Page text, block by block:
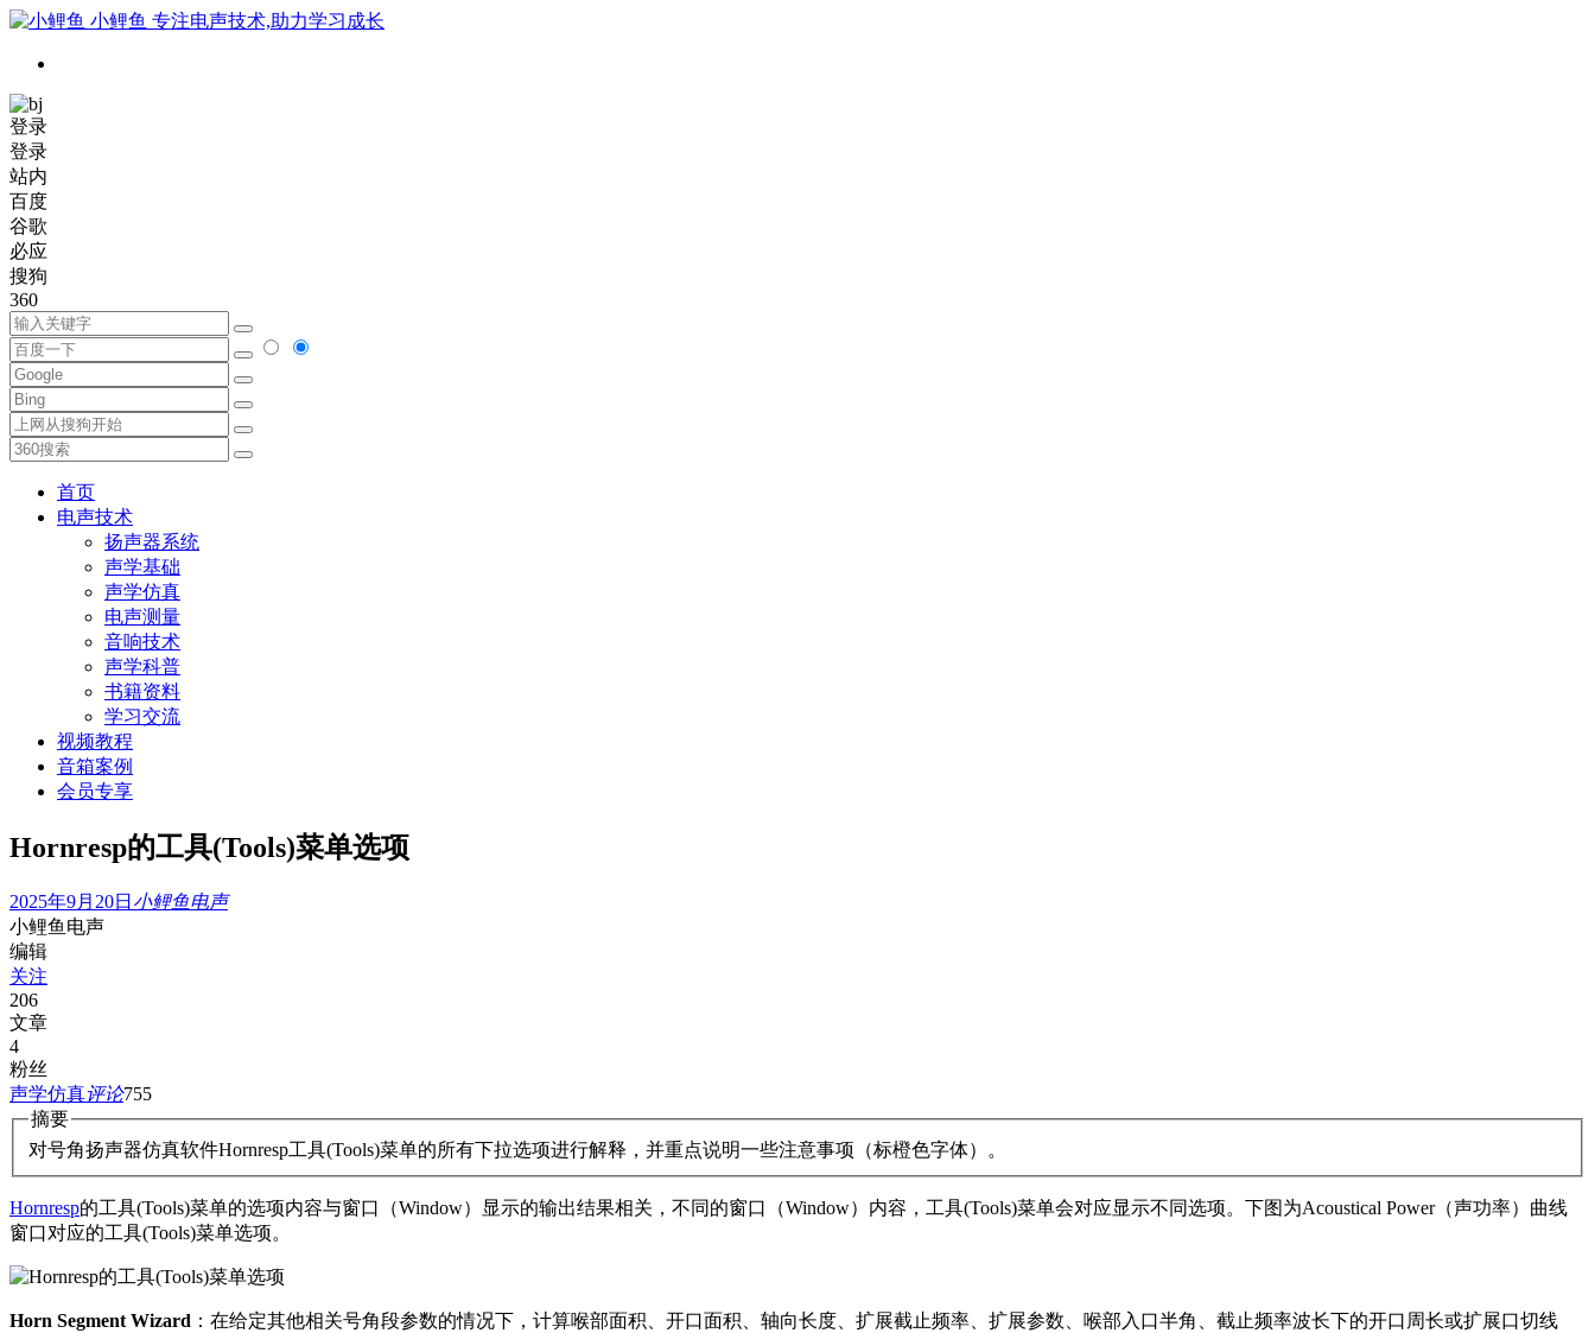
小鲤鱼 专注电声技术,助力学习成长
登录
登录
站内
百度
谷歌
必应
搜狗
360
首页
电声技术
扬声器系统
声学基础
声学仿真
电声测量
音响技术
声学科普
书籍资料
学习交流
视频教程
音箱案例
会员专享
Hornresp的工具(Tools)菜单选项
2025年9月20日 小鲤鱼电声
小鲤鱼电声
编辑
关注
206
文章
4
粉丝
声学仿真评论755
摘要
对号角扬声器仿真软件Hornresp工具(Tools)菜单的所有下拉选项进行解释，并重点说明一些注意事项（标橙色字体）。
Hornresp的工具(Tools)菜单的选项内容与窗口（Window）显示的输出结果相关，不同的窗口（Window）内容，工具(Tools)菜单会对应显示不同选项。下图为Acoustical Power（声功率）曲线
窗口对应的工具(Tools)菜单选项。
Horn Segment Wizard ：在给定其他相关号角段参数的情况下，计算喉部面积、开口面积、轴向长度、扩展截止频率、扩展参数、喉部入口半角、截止频率波长下的开口周长或扩展口切线